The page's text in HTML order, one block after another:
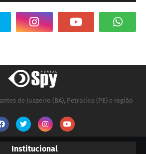
de Juazeiro (BA), Petrolina (PE) e região
Institucional